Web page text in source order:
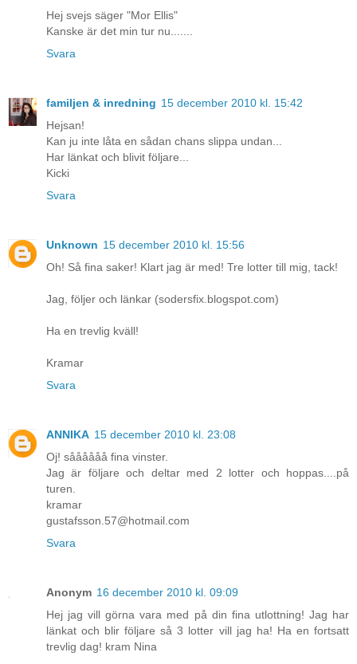
Hej svejs säger "Mor Ellis"
Kanske är det min tur nu.......
Svara
familjen & inredning 15 december 2010 kl. 15:42
Hejsan!
Kan ju inte låta en sådan chans slippa undan...
Har länkat och blivit följare...
Kicki
Svara
Unknown 15 december 2010 kl. 15:56
Oh! Så fina saker! Klart jag är med! Tre lotter till mig, tack!
Jag, följer och länkar (sodersfix.blogspot.com)
Ha en trevlig kväll!
Kramar
Svara
ANNIKA 15 december 2010 kl. 23:08
Oj! såååååå fina vinster.
Jag är följare och deltar med 2 lotter och hoppas....på
turen.
kramar
gustafsson.57@hotmail.com
Svara
Anonym 16 december 2010 kl. 09:09
Hej jag vill görna vara med på din fina utlottning! Jag har
länkat och blir följare så 3 lotter vill jag ha! Ha en fortsatt
trevlig dag! kram Nina